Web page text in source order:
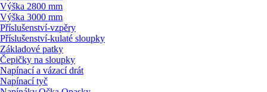
Výška 2800 mm
Výška 3000 mm
Příslušenství-vzpěry
Příslušenství-kulaté sloupky
Základové patky
Čepičky na sloupky
Napínací a vázací drát
Napínací tyč